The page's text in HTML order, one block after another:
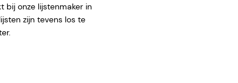
bij onze lijstenmaker in
zijn tevens los te
poster.